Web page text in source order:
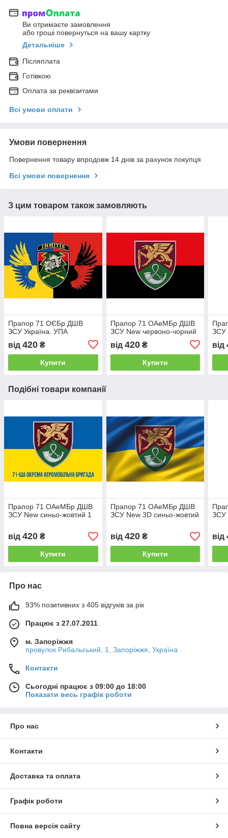
Ви отримаєте замовлення
або гроші повернуться на вашу картку
Детальніше
Післяплата
Готівкою
Оплата за реквізитами
Всі умови оплати
Умови повернення
Повернення товару впродовж 14 днів за рахунок покупця
Всі умови повернення
З цим товаром також замовляють
Прапор 71 ОЄБр ДШВ
ЗСУ Україна. УПА
від 420 ₴
Купити
Прапор 71 ОАеМБр ДШВ
ЗСУ New червоно-чорний
від 420₴
Купити
ЗСУ
від
Подібні товари компанії
Прапор 71 ОАеМБр ДШВ
ЗСУ New синьо-жовтий 1
від 420 ₴
Купити
Прапор 71 ОАеМБр ДШВ
ЗСУ New 3D синьо-жовтий
від 420₴
Купити
ЗСУ
від
Про нас
93% позитивних з 405 відгуків за рік
Працює з 27.07.2011
м. Запоріжжя
провулок Рибальський, 1, Запоріжжя, Україна
Контакти
Сьогодні працює з 09:00 до 18:00
Показати весь графік роботи
Про нас
Контакти
Доставка та оплата
Графік роботи
Повна версія сайту